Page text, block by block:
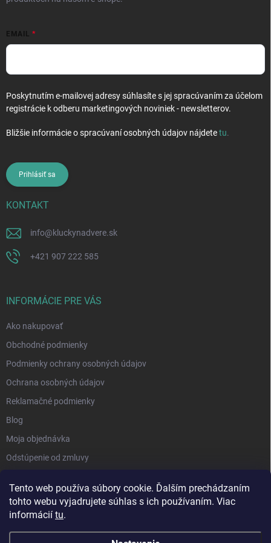
Tento web používa súbory cookie. Ďalším prechádzaním
tohto webu vyjadrujete súhlas s ich používaním. Viac
informácií tu.
EMAIL
Poskytnutím e-mailovej adresy súhlasíte s jej spracúvaním za účelom
registrácie k odberu marketingových noviniek - newsletterov.
Bližšie informácie o spracúvaní osobných údajov nájdetetu.
Prihlásiť sa
KONTAKT
info@kluckynadvere.sk
+421 907 222 585
INFORMÁCIE PRE VÁS
Ako nakupovať
Obchodné podmienky
Podmienky ochrany osobných údajov
Ochrana osobných údajov
Reklamačné podmienky
Blog
Moja objednávka
Odstúpenie od zmluvy